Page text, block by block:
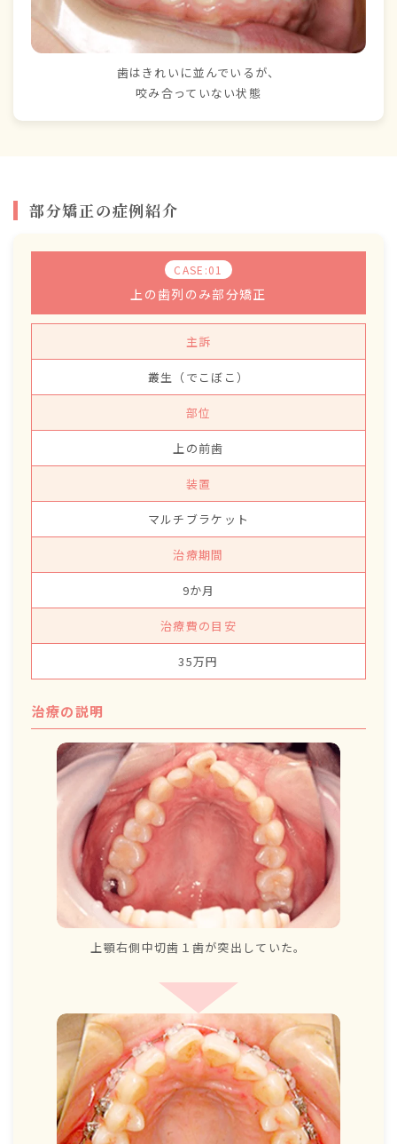
歯はきれいに並んでいるが、
咬み合っていない状態
部分矯正の症例紹介
CASE:01
上の歯列のみ部分矯正
主訴
叢生（でこぼこ）
部位
上の前歯
装置
マルチブラケット
治療期間
9か月
治療費の目安
35万円
治療の説明
上顎右側中切歯１歯が突出していた。